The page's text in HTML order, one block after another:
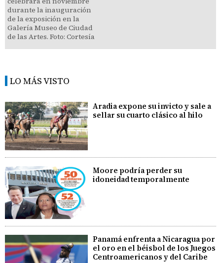
LO MÁS VISTO
Aradia expone su invicto y sale a
sellar su cuarto clásico al hilo
Moore podría perder su
idoneidad temporalmente
Panamá enfrenta a Nicaragua por
el oro en el béisbol de los Juegos
Centroamericanos y del Caribe